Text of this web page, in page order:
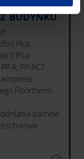
BUDYNKU
Plus
Plus
R, PP-RCT
Floortherm
dachów